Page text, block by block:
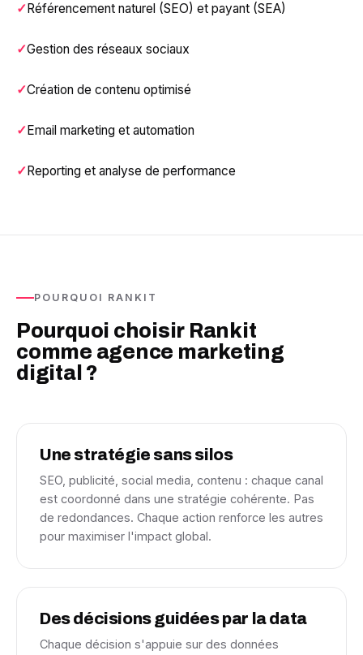
Référencement naturel (SEO) et payant (SEA)
Gestion des réseaux sociaux
Création de contenu optimisé
Email marketing et automation
Reporting et analyse de performance
POURQUOI RANKIT
Pourquoi choisir Rankit
comme agence marketing
digital ?
Une stratégie sans silos
SEO, publicité, social media, contenu : chaque canal
est coordonné dans une stratégie cohérente. Pas
de redondances. Chaque action renforce les autres
pour maximiser l'impact global.
Des décisions guidées par la data
Chaque décision s'appuie sur des données